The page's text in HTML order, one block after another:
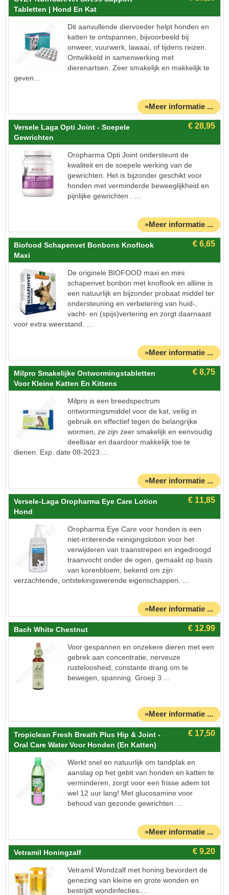
Tabletten | Hond En Kat
Dit aanvullende diervoeder helpt honden en
katten te ontspannen, bijvoorbeeld bij
onweer, vuurwerk, lawaai, of tijdens reizen.
Ontwikkeld in samenwerking met
dierenartsen. Zeer smakelijk en makkelijk te
geven...
»Meer informatie ...
Versele Laga Opti Joint - Soepele
Gewrichten
Oropharma Opti Joint ondersteunt de
kwaliteit en de soepele werking van de
gewrichten. Het is bijzonder geschikt voor
honden met verminderde beweeglijkheid en
pijnlijke gewrichten . ...
»Meer informatie ...
Biofood Schapenvet Bonbons Knoflook
Maxi
De originele BIOFOOD maxi en mini
schapenvet bonbon met knoflook en alliine is
een natuurlijk en bijzonder probaat middel ter
ondersteuning en verbetering van huid-,
vacht- en (spijs)vertering en zorgt daarnaast
voor extra weerstand. ...
»Meer informatie ...
Milpro Smakelijke Ontwormingstabletten
Voor Kleine Katten En Kittens
Milpro is een breedspectrum
ontwormingsmiddel voor de kat, veilig in
gebruik en effectief tegen de belangrijke
wormen, ze zijn zeer smakelijk en eenvoudig
deelbaar en daardoor makkelijk toe te
dienen. Exp. date 08-2023 ...
»Meer informatie ...
Versele-Laga Oropharma Eye Care Lotion
Hond
Oropharma Eye Care voor honden is een
niet-irriterende reinigingslotion voor het
verwijderen van traanstrepen en ingedroogd
traanvocht onder de ogen, gemaakt op basis
van korenbloem, bekend om zijn
verzachtende, ontstekingswerende eigenschappen. ...
»Meer informatie ...
Bach White Chestnut
Voor gespannen en onzekere dieren met een
gebrek aan concentratie, nerveuze
rusteloosheid, constante drang om te
bewegen, spanning. Groep 3 ...
»Meer informatie ...
Tropiclean Fresh Breath Plus Hip & Joint -
Oral Care Water Voor Honden (en Katten)
Werkt snel en natuurlijk om tandplak en
aanslag op het gebit van honden en katten te
verminderen, zorgt voor een frisse adem tot
wel 12 uur lang! Met glucosamine voor
behoud van gezonde gewrichten. ...
»Meer informatie ...
Vetramil Honingzalf
Vetramil Wondzalf met honing bevordert de
genezing van kleine en grote wonden en
bestrijdt wondinfecties....